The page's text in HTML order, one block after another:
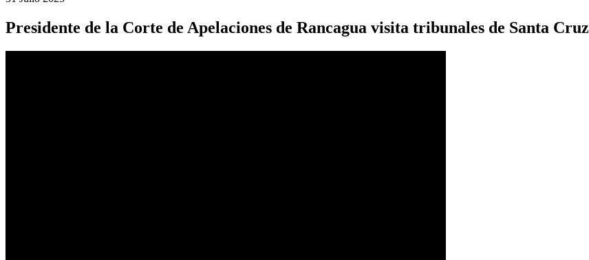
Presidente de la Corte de Apelaciones de Rancagua visita tribunales de Santa Cruz